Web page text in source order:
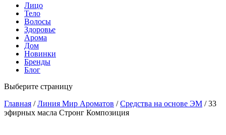
Лицо
Тело
Волосы
Здоровье
Арома
Дом
Новинки
Бренды
Блог
Выберите страницу
Главная /Линия Мир Ароматов /Средства на основе ЭМ / 33
эфирных масла Стронг Композиция